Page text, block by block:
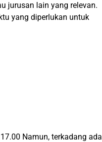
jurusan lain yang relevan.
yang diperlukan untuk
Namun, terkadang ada